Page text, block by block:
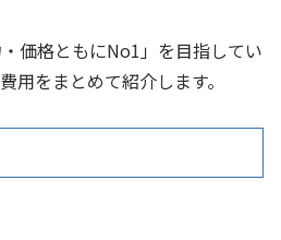
価格ともにNo1」を目指してい
用をまとめて紹介します。